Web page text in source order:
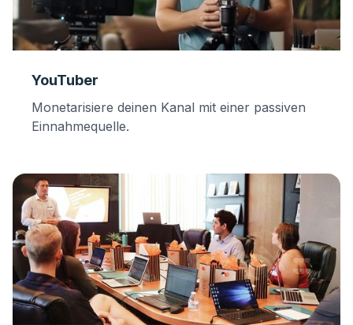
YouTuber
Monetarisiere deinen Kanal mit einer passiven
Einnahmequelle.